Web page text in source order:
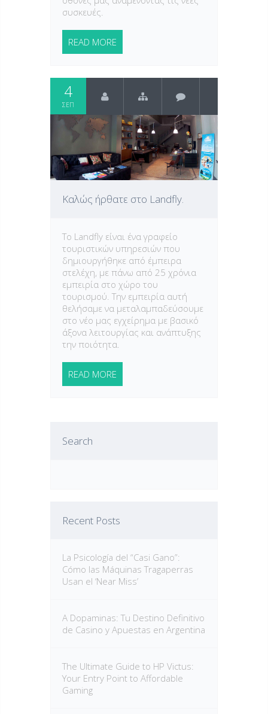
συσκευές.
READ MORE
4
ΣΕΠ
Καλώς ήρθατε στο Landfly.
Το Landfly είναι ένα γραφείο
τουριστικών υπηρεσιών που
δημιουργήθηκε από έμπειρα
στελέχη, με πάνω από 25 χρόνια
εμπειρία στο χώρο του
τουρισμού. Την εμπειρία αυτή
θελήσαμε να μεταλαμπαδεύσουμε
στο νέο μας εγχείρημα με βασικό
άξονα λειτουργίας και ανάπτυξης
την ποιότητα.
READ MORE
Search
Recent Posts
La Psicología del “Casi Gano”:
Cómo las Máquinas Tragaperras
Usan el ‘Near Miss’
A Dopaminas: Tu Destino Definitivo
de Casino y Apuestas en Argentina
The Ultimate Guide to HP Victus:
Your Entry Point to Affordable
Gaming